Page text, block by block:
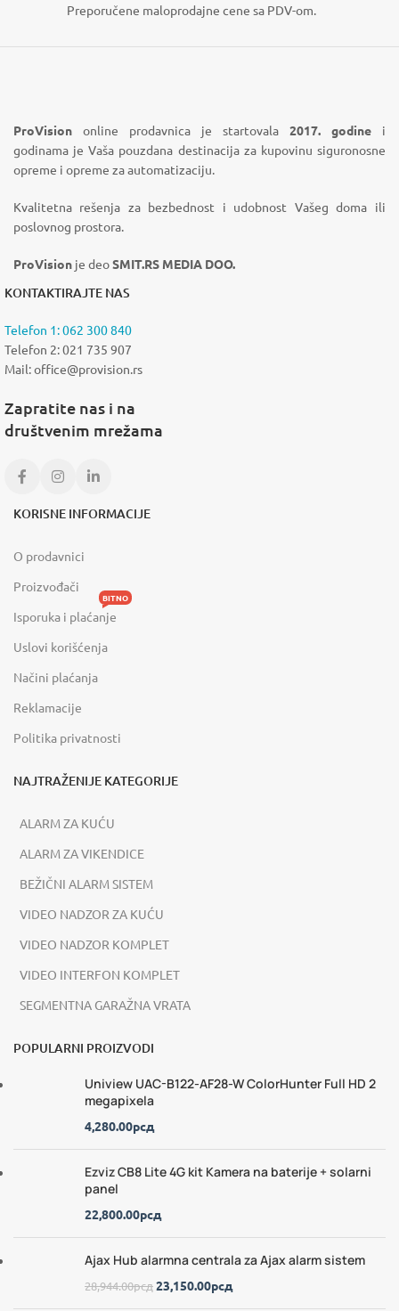
Preporučene maloprodajne cene sa PDV-om.
ProVision online prodavnica je startovala 2017. godine i
godinama je Vaša pouzdana destinacija za kupovinu siguronosne
opreme i opreme za automatizaciju.
Kvalitetna rešenja za bezbednost i udobnost Vašeg doma ili
poslovnog prostora.
ProVision je deoSMIT.RS MEDIA DOO.
KONTAKTIRAJTE NAS
Telefon 1: 062 300 840
Telefon 2: 021 735 907
Mail: office@provision.rs
Zapratite nas i na
društvenim mrežama
KORISNE INFORMACIJE
O prodavnici
Proizvođači
Isporuka i plaćanje
BITNO
Uslovi korišćenja
Načini plaćanja
Reklamacije
Politika privatnosti
NAJTRAŽENIJE KATEGORIJE
ALARM ZA KUĆU
ALARM ZA VIKENDICE
BEŽIČNI ALARM SISTEM
VIDEO NADZOR ZA KUĆU
VIDEO NADZOR KOMPLET
VIDEO INTERFON KOMPLET
SEGMENTNA GARAŽNA VRATA
POPULARNI PROIZVODI
Uniview UAC-B122-AF28-W ColorHunter Full HD 2
megapixela
4,280.00рсд
Ezviz CB8 Lite 4G kit Kamera na baterije + solarni
panel
22,800.00рсд
Ajax Hub alarmna centrala za Ajax alarm sistem
28,944.00рсд23,150.00рсд